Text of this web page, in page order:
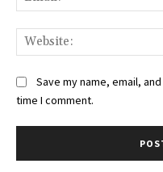
Save my name, email,
time I comment.